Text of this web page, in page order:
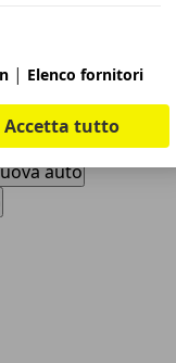
volte
una di colore
di auto stradale più
attesa di nuovi
auto
| Elenco fornitori
Accetta tutto